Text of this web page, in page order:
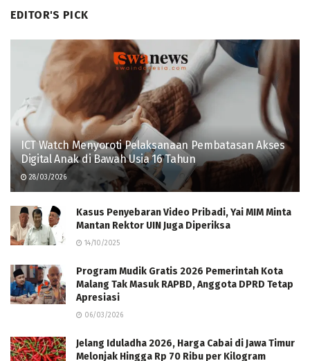
EDITOR'S PICK
ICT Watch Menyoroti Pelaksanaan Pembatasan Akses
Digital Anak di Bawah Usia 16 Tahun
28/03/2026
Kasus Penyebaran Video Pribadi, Yai MIM Minta
Mantan Rektor UIN Juga Diperiksa
14/10/2025
Program Mudik Gratis 2026 Pemerintah Kota
Malang Tak Masuk RAPBD, Anggota DPRD Tetap
Apresiasi
06/03/2026
Jelang Iduladha 2026, Harga Cabai di Jawa Timur
Melonjak Hingga Rp 70 Ribu per Kilogram